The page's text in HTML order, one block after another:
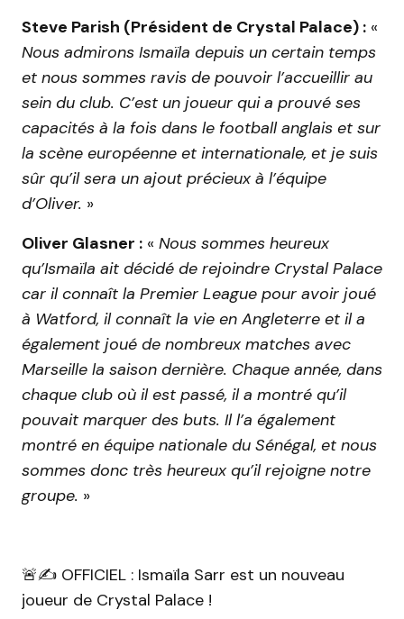
Steve Parish (Président de Crystal Palace) : «
Nous admirons Ismaïla depuis un certain temps
et nous sommes ravis de pouvoir l’accueillir au
sein du club. C’est un joueur qui a prouvé ses
capacités à la fois dans le football anglais et sur
la scène européenne et internationale, et je suis
sûr qu’il sera un ajout précieux à l’équipe
d’Oliver. »
Oliver Glasner : « Nous sommes heureux
qu’Ismaïla ait décidé de rejoindre Crystal Palace
car il connaît la Premier League pour avoir joué
à Watford, il connaît la vie en Angleterre et il a
également joué de nombreux matches avec
Marseille la saison dernière. Chaque année, dans
chaque club où il est passé, il a montré qu’il
pouvait marquer des buts. Il l’a également
montré en équipe nationale du Sénégal, et nous
sommes donc très heureux qu’il rejoigne notre
groupe. »
🚨✍️ OFFICIEL : Ismaïla Sarr est un nouveau
joueur de Crystal Palace !